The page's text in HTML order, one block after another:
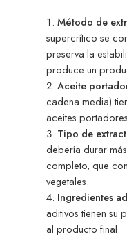
Método de
supercrítico se
preserva la
produce un
Aceite
cadena media)
aceites
Tipo de
debería durar
completo, que
vegetales.
Ingredientes
aditivos tienen su
al producto final.